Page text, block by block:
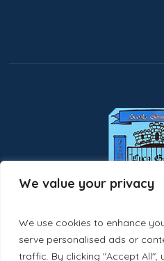
We value your privacy
We use cookies to enhance
serve personalised ads or
traffic. By clicking "Accept All",